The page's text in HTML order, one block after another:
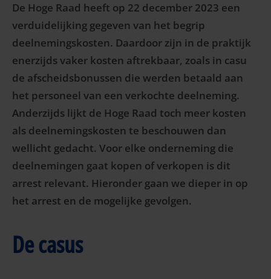
De Hoge Raad heeft op 22 december 2023 een
verduidelijking gegeven van het begrip
deelnemingskosten. Daardoor zijn in de praktijk
enerzijds vaker kosten aftrekbaar, zoals in casu
de afscheidsbonussen die werden betaald aan
het personeel van een verkochte deelneming.
Anderzijds lijkt de Hoge Raad toch meer kosten
als deelnemingskosten te beschouwen dan
wellicht gedacht. Voor elke onderneming die
deelnemingen gaat kopen of verkopen is dit
arrest relevant. Hieronder gaan we dieper in op
het arrest en de mogelijke gevolgen.
De casus